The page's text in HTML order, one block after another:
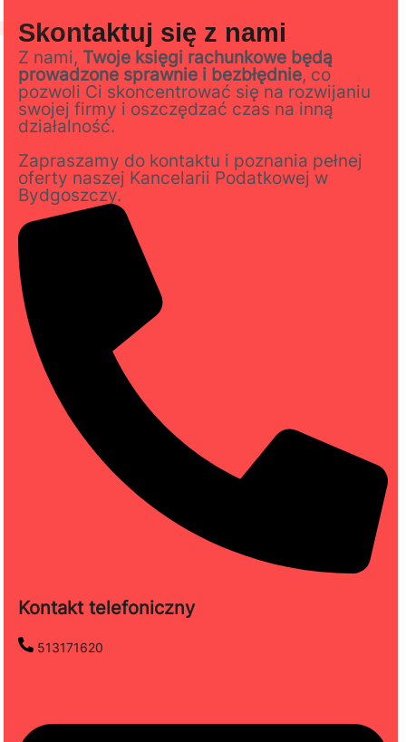
Skontaktuj się z nami
Z nami, Twoje księgi rachunkowe będą
prowadzone sprawnie i bezbłędnie, co
pozwoli Ci skoncentrować się na rozwijaniu
swojej firmy i oszczędzać czas na inną
działalność.
Zapraszamy do kontaktu i poznania pełnej
oferty naszej Kancelarii Podatkowej w
Bydgoszczy.
Kontakt telefoniczny
513171620